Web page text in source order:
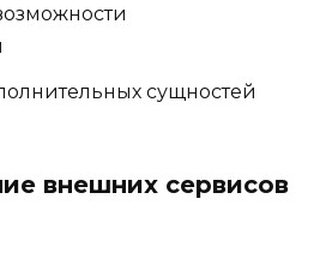
сущностей
внешних сервисов